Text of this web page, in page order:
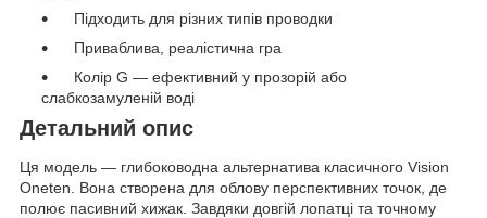
Підходить для різних типів проводки
Приваблива, реалістична гра
Колір G — ефективний у прозорій або
слабкозамуленій воді
Детальний опис
Ця модель — глибоководна альтернатива класичного Vision
Oneten. Вона створена для облову перспективних точок, де
полює пасивний хижак. Завдяки довгій лопатці та точному